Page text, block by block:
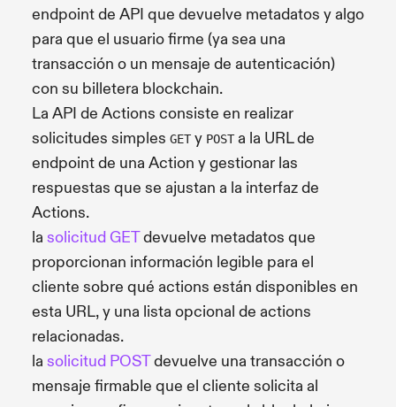
endpoint de API que devuelve metadatos y algo
para que el usuario firme (ya sea una
transacción o un mensaje de autenticación)
con su billetera blockchain.
La API de Actions consiste en realizar
solicitudes simples GETy POSTa la URL de
endpoint de una Action y gestionar las
respuestas que se ajustan a la interfaz de
Actions.
la solicitud GETdevuelve metadatos que
proporcionan información legible para el
cliente sobre qué actions están disponibles en
esta URL, y una lista opcional de actions
relacionadas.
la solicitud POSTdevuelve una transacción o
mensaje firmable que el cliente solicita al